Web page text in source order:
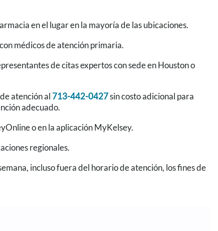
en el lugar en la mayoría de las ubicaciones.
médicos de atención primaria.
de citas expertos con sede en Houston o
atención al 713-442-0427sin costo adicional para
adecuado.
o en la aplicación MyKelsey.
regionales.
incluso fuera del horario de atención, los fines de